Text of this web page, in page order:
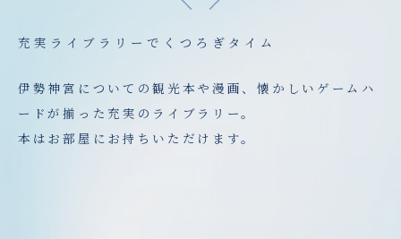
充実ライブラリーでくつろぎタイム
伊勢神宮についての観光本や漫画、懐かしいゲームハ
ードが揃った充実のライブラリー。
本はお部屋にお持ちいただけます。